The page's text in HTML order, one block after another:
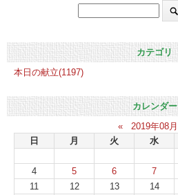
カテゴリ
本日の献立(1197)
カレンダー
«
2019年08月
日
月 火 水
4
5 6 7
11
12 13 14